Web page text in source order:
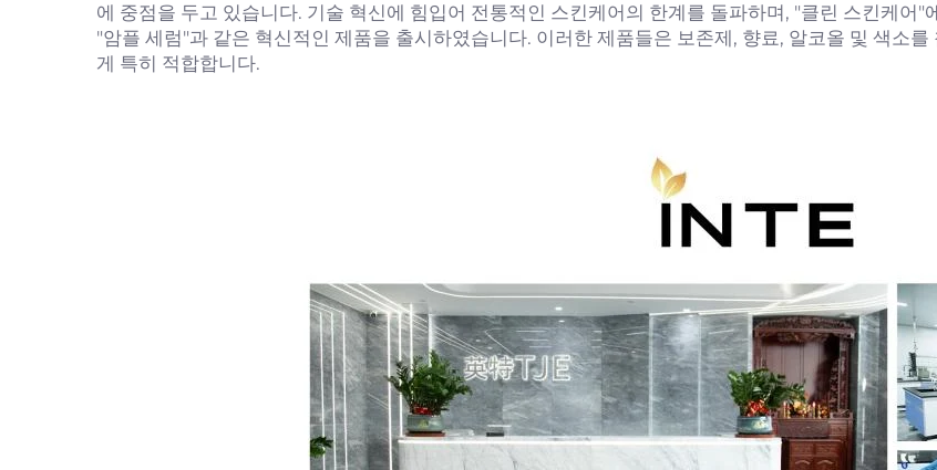
에 중점을 두고 있습니다. 기술 혁신에 힘입어 전통적인 스킨케어의 한계를 돌파하며, "클린 스킨케어
"암플 세럼"과 같은 혁신적인 제품을 출시하였습니다. 이러한 제품들은 보존제, 향료, 알코올 및 색소
게 특히 적합합니다.